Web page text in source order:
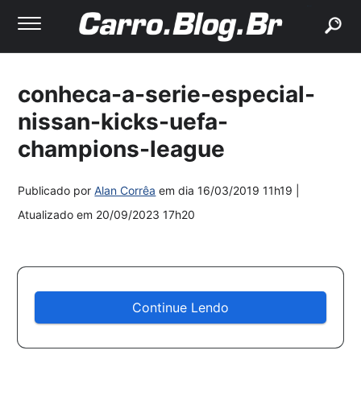
conheca-a-serie-especial-
nissan-kicks-uefa-
champions-league
Publicado porAlan Corrêa em dia16/03/2019 11h19
Atualizado em 20/09/2023 17h20
Continue Lendo